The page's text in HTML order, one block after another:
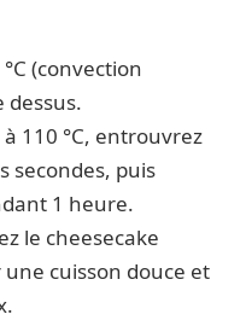
(convection
dessus.
110 °C, entrouvrez
secondes, puis
1 heure.
le cheesecake
cuisson douce et